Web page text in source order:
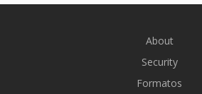
About
Security
Formatos